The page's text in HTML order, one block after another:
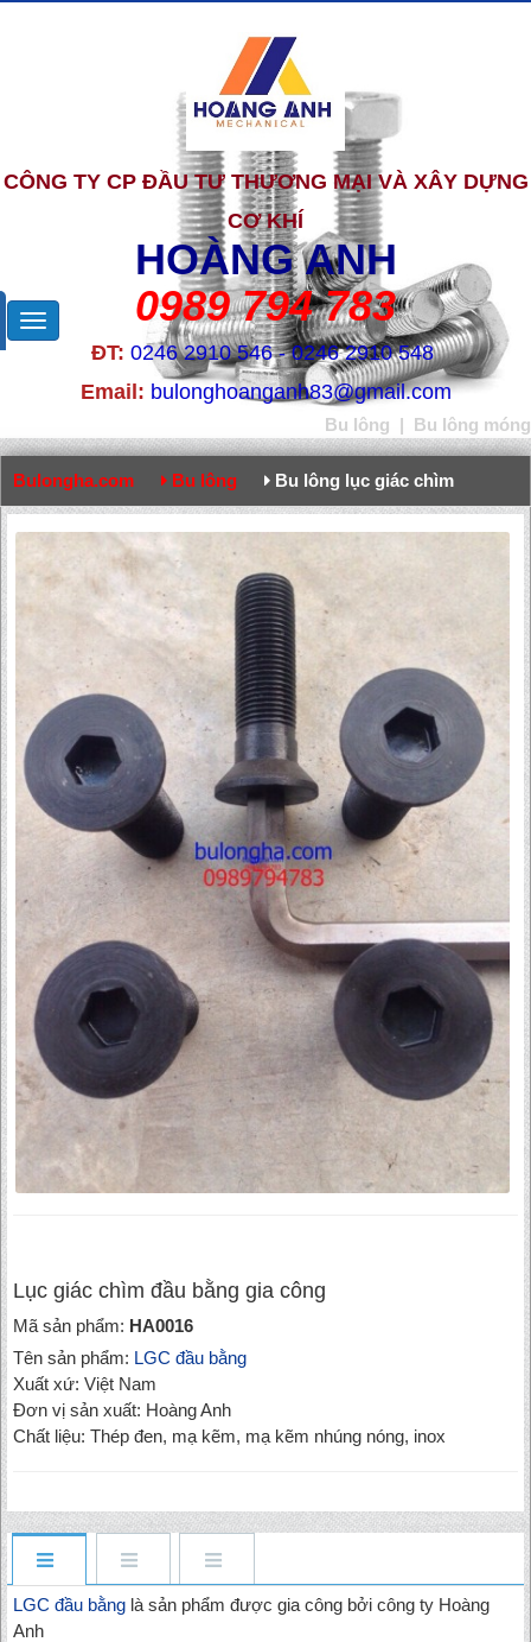
CÔNG TY CP ĐẦU TƯ THƯƠNG MẠI VÀ XÂY DỰNG
CƠ KHÍ
HOÀNG ANH
0989 794 783
ĐT: 0246 2910 546 - 0246 2910 548
Email: bulonghoanganh83@gmail.com
Bu lông | Bu lông móng
Bulongha.com Bu lông Bu lông lục giác chìm
Lục giác chìm đầu bằng gia công
Mã sản phẩm: HA0016
Tên sản phẩm: LGC đầu bằng
Xuất xứ: Việt Nam
Đơn vị sản xuất: Hoàng Anh
Chất liệu: Thép đen, mạ kẽm, mạ kẽm nhúng nóng, inox
LGC đầu bằng là sản phẩm được gia công bởi công ty Hoàng
Anh